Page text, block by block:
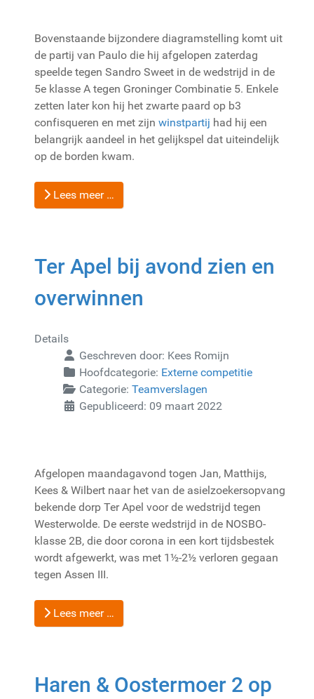
Bovenstaande bijzondere diagramstelling komt uit
de partij van Paulo die hij afgelopen zaterdag
speelde tegen Sandro Sweet in de wedstrijd in de
5e klasse A tegen Groninger Combinatie 5. Enkele
zetten later kon hij het zwarte paard op b3
confisqueren en met zijn winstpartij had hij een
belangrijk aandeel in het gelijkspel dat uiteindelijk
op de borden kwam.
Lees meer …
Ter Apel bij avond zien en
overwinnen
Details
Geschreven door: Kees Romijn
Hoofdcategorie: Externe competitie
Categorie: Teamverslagen
Gepubliceerd: 09 maart 2022
Afgelopen maandagavond togen Jan, Matthijs,
Kees & Wilbert naar het van de asielzoekersopvang
bekende dorp Ter Apel voor de wedstrijd tegen
Westerwolde. De eerste wedstrijd in de NOSBO-
klasse 2B, die door corona in een kort tijdsbestek
wordt afgewerkt, was met 1½-2½ verloren gegaan
tegen Assen III.
Lees meer …
Haren & Oostermoer 2 op